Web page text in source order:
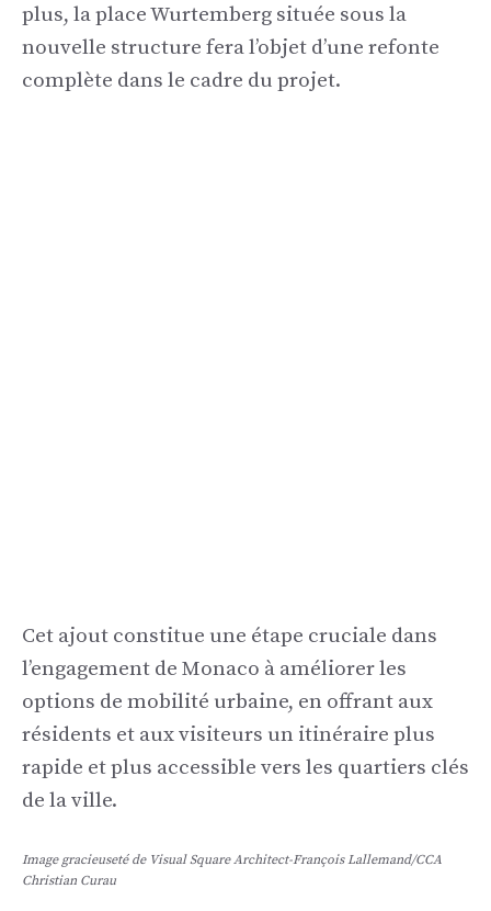
plus, la place Wurtemberg située sous la
nouvelle structure fera l’objet d’une refonte
complète dans le cadre du projet.
Cet ajout constitue une étape cruciale dans
l’engagement de Monaco à améliorer les
options de mobilité urbaine, en offrant aux
résidents et aux visiteurs un itinéraire plus
rapide et plus accessible vers les quartiers clés
de la ville.
Image gracieuseté de Visual Square Architect-François Lallemand/CCA
Christian Curau